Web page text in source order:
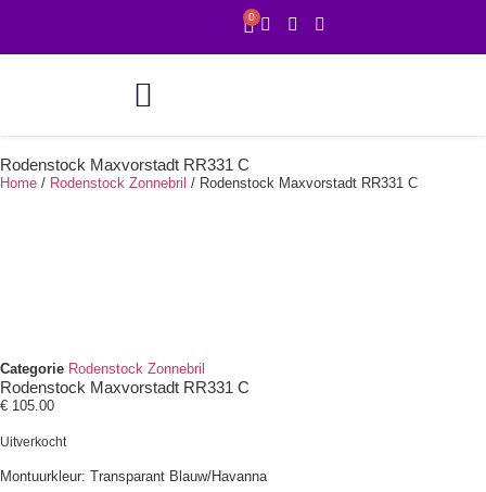
0
Rodenstock Maxvorstadt RR331 C
Home / Rodenstock Zonnebril / Rodenstock Maxvorstadt RR331 C
Categorie Rodenstock Zonnebril
Rodenstock Maxvorstadt RR331 C
€ 105.00
Uitverkocht
Montuurkleur: Transparant Blauw/Havanna